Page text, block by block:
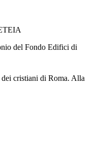
del Fondo Edifici di
cristiani di Roma. Alla